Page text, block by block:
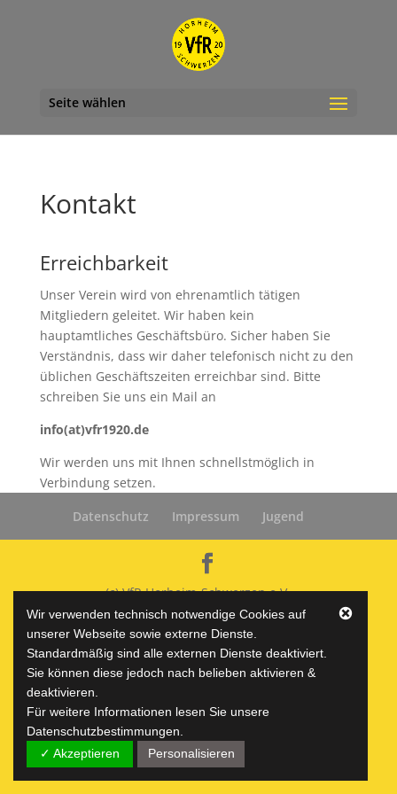
Seite wählen
Kontakt
Erreichbarkeit
Unser Verein wird von ehrenamtlich tätigen
Mitgliedern geleitet. Wir haben kein
hauptamtliches Geschäftsbüro. Sicher haben Sie
Verständnis, dass wir daher telefonisch nicht zu den
üblichen Geschäftszeiten erreichbar sind. Bitte
schreiben Sie uns ein Mail an
info(at)vfr1920.de
Wir werden uns mit Ihnen schnellstmöglich in
Verbindung setzen.
Datenschutz
Impressum Jugend
(c) VfR Horheim-Schwerzen e.V.
Wir verwenden technisch notwendige Cookies auf
unserer Webseite sowie externe Dienste.
Standardmäßig sind alle externen Dienste deaktiviert.
Sie können diese jedoch nach belieben aktivieren &
deaktivieren.
Für weitere Informationen lesen Sie unsere
Datenschutzbestimmungen.
✓ Akzeptieren
Personalisieren